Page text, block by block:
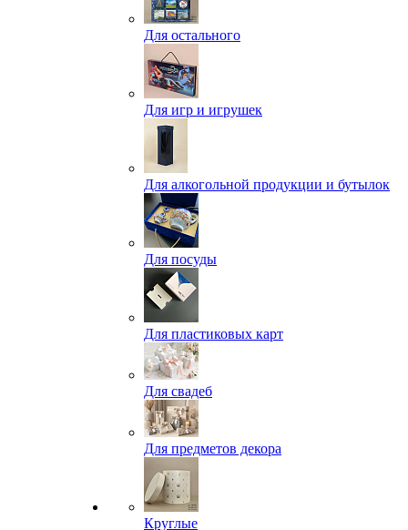
Для остального
Для игр и игрушек
Для алкогольной продукции и бутылок
Для посуды
Для пластиковых карт
Для свадеб
Для предметов декора
Круглые